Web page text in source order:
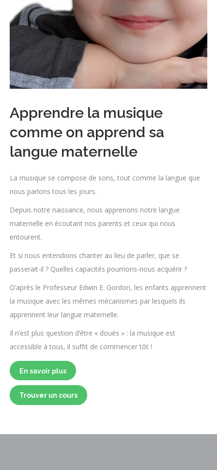
Apprendre la musique
comme on apprend sa
langue maternelle
La musique se compose de sons, tout comme la langue que
nous parlons tous les jours.
Depuis notre naissance, nous apprenons notre langue
maternelle en écoutant nos parents et ceux qui nous
entourent.
Et si nous entendions chanter au lieu de parler, que se
passerait-il ? Quelles capacités pourrions-nous acquérir ?
D’après le Professeur Edwin E. Gordon, les enfants apprennent
la musique avec les mêmes mécanismes par lesquels ils
apprennent leur langue maternelle.
Il n’est plus question d’être « doués » : la musique est
accessible à tous, il suffit de commencer tôt !
En savoir plus
Trouver un cours